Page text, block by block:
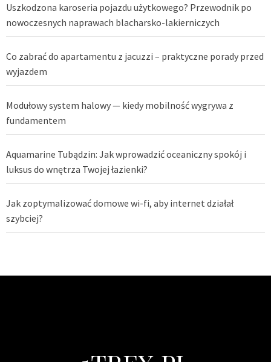
Uszkodzona karoseria pojazdu użytkowego? Przewodnik po
nowoczesnych naprawach blacharsko-lakierniczych
Co zabrać do apartamentu z jacuzzi – praktyczne porady przed
wyjazdem
Modułowy system halowy — kiedy mobilność wygrywa z
fundamentem
Aquamarine Tubądzin: Jak wprowadzić oceaniczny spokój i
luksus do wnętrza Twojej łazienki?
Jak zoptymalizować domowe wi-fi, aby internet działał
szybciej?